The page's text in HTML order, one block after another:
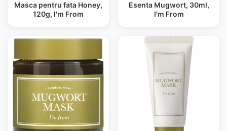
Masca pentru fata Honey,
120g, I'm From
Esenta Mugwort, 30ml,
I'm From